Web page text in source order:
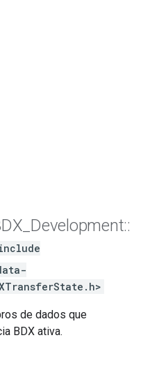
Development::
de dados que
BDX ativa.